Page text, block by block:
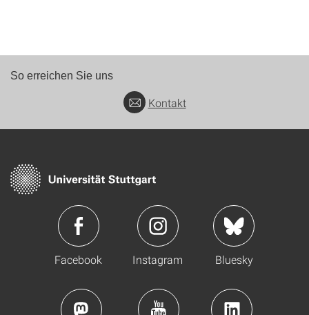
So erreichen Sie uns
Kontakt
Facebook Instagram Bluesky